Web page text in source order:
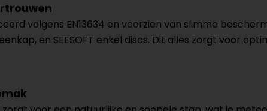
volgens EN13634 en voorzien van slimme
en SEESOFT enkel discs. Dit alles zorgt voor